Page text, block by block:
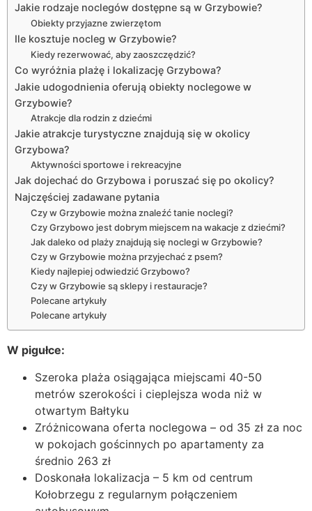
Jakie rodzaje noclegów dostępne są w Grzybowie?
Obiekty przyjazne zwierzętom
Ile kosztuje nocleg w Grzybowie?
Kiedy rezerwować, aby zaoszczędzić?
Co wyróżnia plażę i lokalizację Grzybowa?
Jakie udogodnienia oferują obiekty noclegowe w
Grzybowie?
Atrakcje dla rodzin z dziećmi
Jakie atrakcje turystyczne znajdują się w okolicy
Grzybowa?
Aktywności sportowe i rekreacyjne
Jak dojechać do Grzybowa i poruszać się po okolicy?
Najczęściej zadawane pytania
Czy w Grzybowie można znaleźć tanie noclegi?
Czy Grzybowo jest dobrym miejscem na wakacje z dziećmi?
Jak daleko od plaży znajdują się noclegi w Grzybowie?
Czy w Grzybowie można przyjechać z psem?
Kiedy najlepiej odwiedzić Grzybowo?
Czy w Grzybowie są sklepy i restauracje?
Polecane artykuły
Polecane artykuły
W pigułce:
Szeroka plaża osiągająca miejscami 40-50
metrów szerokości i cieplejsza woda niż w
otwartym Bałtyku
Zróżnicowana oferta noclegowa – od 35 zł za noc
w pokojach gościnnych po apartamenty za
średnio 263 zł
Doskonała lokalizacja – 5 km od centrum
Kołobrzegu z regularnym połączeniem